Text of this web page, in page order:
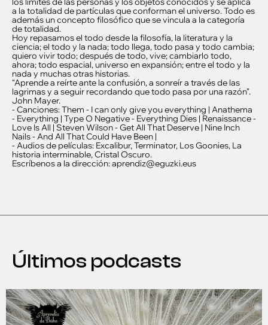
a la totalidad de partículas que conforman el universo. Todo es
además un concepto filosófico que se vincula a la categoría
de totalidad.
Hoy repasamos el todo desde la filosofía, la literatura y la
ciencia; el todo y la nada; todo llega, todo pasa y todo cambia;
quiero vivir todo; después de todo, vive; cambiarlo todo,
ahora; todo espacial, universo en expansión; entre el todo y la
nada y muchas otras historias.
“Aprende a reírte ante la confusión, a sonreír a través de las
lagrimas y a seguir recordando que todo pasa por una razón”.
John Mayer.
- Canciones: Them - I can only give you everything | Anathema
- Everything | Type O Negative - Everything Dies | Renaissance -
Love Is All | Steven Wilson - Get All That Deserve | Nine Inch
Nails - And All That Could Have Been |
- Audios de películas: Excalibur, Terminator, Los Goonies, La
historia interminable, Cristal Oscuro.
Escríbenos a la dirección: aprendiz@eguzki.eus
Últimos podcasts